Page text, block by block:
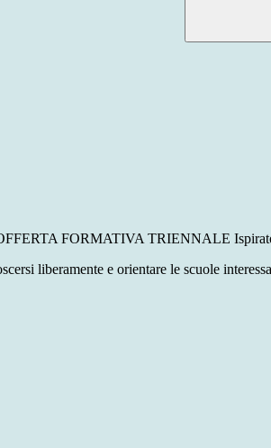
FORMATIVA TRIENNALE
liberamente e orientare le scuole